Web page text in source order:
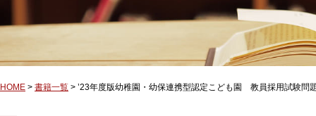
HOME > 書籍一覧 > ’23年度版幼稚園・幼保連携型認定こども園 教員採用試験問